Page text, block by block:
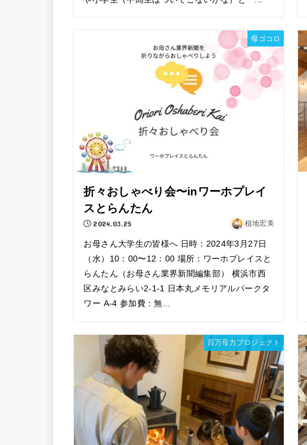
母ゴコロ
折々おしゃべり会〜inワーホプレイ
スとらんたん
2024.03.25 植地宏美
お母さん大学生の皆様へ 日時：2024年3月27日
（水）10：00〜12：00 場所：ワーホプレイスと
らんたん（お母さん業界新聞編集部） 横浜市西
区みなとみらい2-1-1 日本丸メモリアルパークタ
ワー A-4 参加費：無...
百万母力プロジェクト